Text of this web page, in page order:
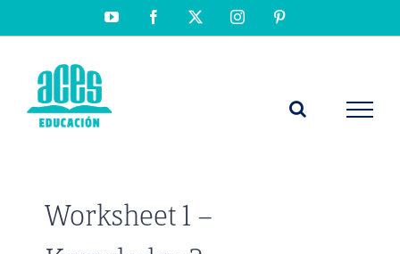
YouTubeFacebook Instagram
Worksheet 1 –